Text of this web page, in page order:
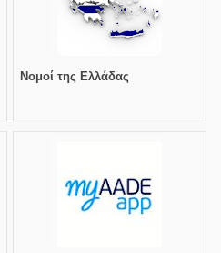
Νομοί της Ελλάδας